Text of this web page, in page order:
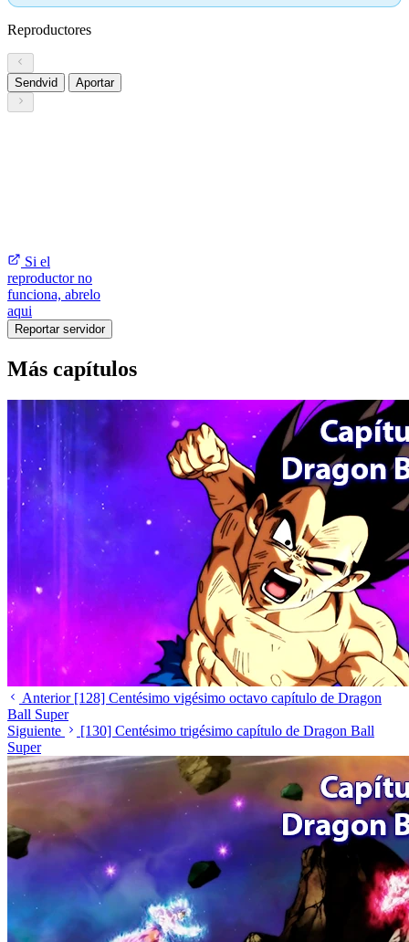
Reproductores
Sendvid Aportar
Si el
reproductor no
funciona, abrelo
aqui
Reportar servidor
Más capítulos
Anterior [128] Centésimo vigésimo octavo capítulo de Dragon
Ball Super
Siguiente
[130] Centésimo trigésimo capítulo de Dragon Ball
Super